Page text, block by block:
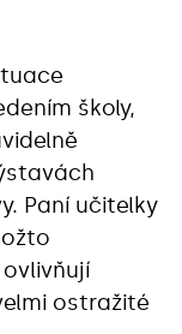
školy,
Paní učitelky
ostražité